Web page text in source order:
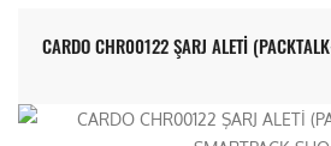
CARDO CHR00122 ŞARJ ALETİ